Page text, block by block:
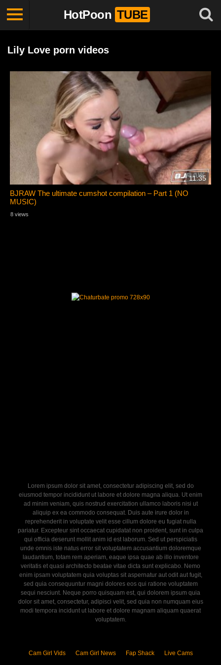
HotPoon TUBE
Lily Love porn videos
11:35
BJRAW The ultimate cumshot compilation – Part 1 (NO
MUSIC)
8 views
Lorem ipsum dolor sit amet, consectetur adipiscing elit, sed do
eiusmod tempor incididunt ut labore et dolore magna aliqua. Ut enim
ad minim veniam, quis nostrud exercitation ullamco laboris nisi ut
aliquip ex ea commodo consequat. Duis aute irure dolor in
reprehenderit in voluptate velit esse cillum dolore eu fugiat nulla
pariatur. Excepteur sint occaecat cupidatat non proident, sunt in culpa
qui officia deserunt mollit anim id est laborum. Sed ut perspiciatis
unde omnis iste natus error sit voluptatem accusantium doloremque
laudantium, totam rem aperiam, eaque ipsa quae ab illo inventore
veritatis et quasi architecto beatae vitae dicta sunt explicabo. Nemo
enim ipsam voluptatem quia voluptas sit aspernatur aut odit aut fugit,
sed quia consequuntur magni dolores eos qui ratione voluptatem
sequi nesciunt. Neque porro quisquam est, qui dolorem ipsum quia
dolor sit amet, consectetur, adipisci velit, sed quia non numquam eius
modi tempora incidunt ut labore et dolore magnam aliquam quaerat
voluptatem.
Cam Girl Vids Cam Girl News Fap Shack Live Cams